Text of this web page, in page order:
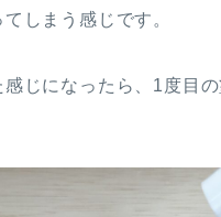
しまう感じです。
じになったら、1度目